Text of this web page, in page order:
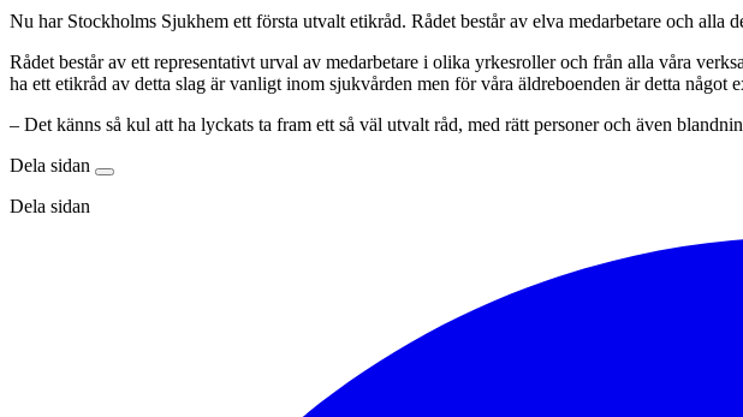
Nu har Stockholms Sjukhem ett första utvalt etikråd. Rådet består av elva medarbetare och alla
Rådet består av ett representativt urval av medarbetare i olika yrkesroller och från alla våra
ha ett etikråd av detta slag är vanligt inom sjukvården men för våra äldreboenden är detta något
– Det känns så kul att ha lyckats ta fram ett så väl utvalt råd, med rätt personer och även
Dela sidan
Dela sidan